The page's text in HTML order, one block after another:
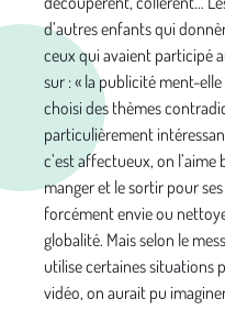
d’autres enfants qui
ceux qui avaient participé
sur : « la publicité ment-
choisi des thèmes
particulièrement
c’est affectueux, on
manger et le sortir pour
forcément envie ou
globalité. Mais selon le
utilise certaines situations
vidéo, on aurait pu